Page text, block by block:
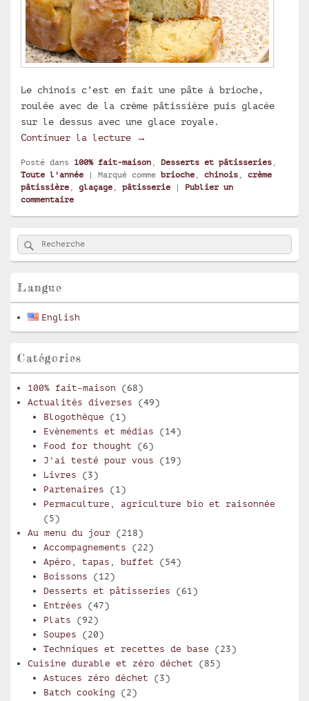
Le chinois c’est en fait une pâte à brioche,
roulée avec de la crème pâtissière puis glacée
sur le dessus avec une glace royale.
Continuer la lecture
Chinois, brioche à la crème
→
Posté dans 100% fait-maison , Desserts et pâtisseries ,
Toute l'année
| Marqué comme brioche , chinois , crème
pâtissière , glaçage , pâtisserie | Publier un
commentaire
Zone
principale
de
pour
latérale
Recherche :
Rechercher
Langue
English
Catégories
100% fait-maison (68)
Actualités diverses (49)
Blogothèque (1)
Evènements et médias (14)
Food for thought (6)
J'ai testé pour vous (19)
Livres (3)
Partenaires (1)
Permaculture, agriculture bio et raisonnée
(5)
Au menu du jour (218)
Accompagnements (22)
Apéro, tapas, buffet (54)
Boissons (12)
Desserts et pâtisseries (61)
Entrées (47)
Plats (92)
Soupes (20)
Techniques et recettes de base (23)
Cuisine durable et zéro déchet (85)
Astuces zéro déchet (3)
Batch cooking (2)